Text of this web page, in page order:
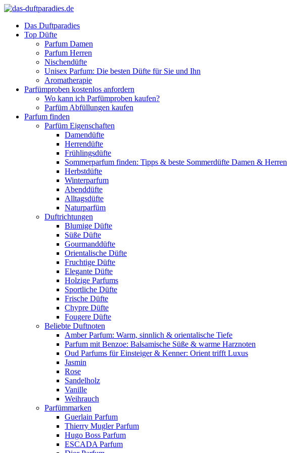
Das Duftparadies
Top Düfte
Parfum Damen
Parfum Herren
Nischendüfte
Unisex Parfum: Die besten Düfte für Sie und Ihn
Aromatherapie
Parfümproben kostenlos anfordern
Wo kann ich Parfümproben kaufen?
Parfüm Abfüllungen kaufen
Parfum finden
Parfüm Eigenschaften
Damendüfte
Herrendüfte
Frühlingsdüfte
Sommerparfum finden: Tipps & beste Sommerdüfte Damen & Herren
Herbstdüfte
Winterparfum
Abenddüfte
Alltagsdüfte
Naturparfüm
Duftrichtungen
Blumige Düfte
Süße Düfte
Gourmanddüfte
Orientalische Düfte
Fruchtige Düfte
Elegante Düfte
Holzige Parfums
Sportliche Düfte
Frische Düfte
Chypre Düfte
Fougere Düfte
Beliebte Duftnoten
Amber Parfum: Warm, sinnlich & orientalische Tiefe
Parfum mit Benzoe: Balsamische Süße & warme Harznoten
Oud Parfums für Einsteiger & Kenner: Orient trifft Luxus
Jasmin
Rose
Sandelholz
Vanille
Weihrauch
Parfümmarken
Guerlain Parfum
Thierry Mugler Parfum
Hugo Boss Parfum
ESCADA Parfum